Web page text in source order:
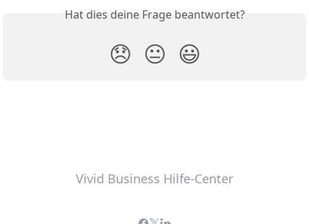
Hat dies deine Frage beantwortet?
😞 😐 😃
Vivid Business Hilfe-Center